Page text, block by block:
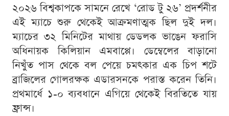
২০২৬ বিশ্বকাপকে সামনে রেখে ‘রোড টু ২৬’ প্রদর্শনীর
এই ম্যাচে শুরু থেকেই আক্রমণাত্মক ছিল দুই দল।
ম্যাচের ৩২ মিনিটের মাথায় ডেডলক ভাঙেন ফরাসি
অধিনায়ক কিলিয়ান এমবাপ্পে। ডেম্বেলের বাড়ানো
নিখুঁত পাস থেকে বল পেয়ে চমৎকার এক চিপ শটে
ব্রাজিলের গোলরক্ষক এডারসনকে পরাস্ত করেন তিনি।
প্রথমার্ধে ১-০ ব্যবধানে এগিয়ে থেকেই বিরতিতে যায়
ফ্রান্স।